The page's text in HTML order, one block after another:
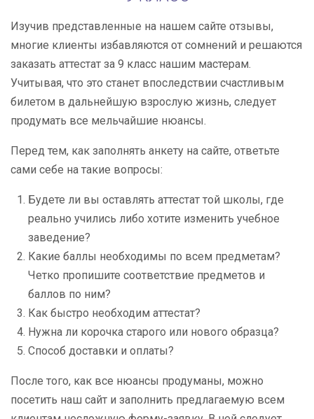
Изучив представленные на нашем сайте отзывы,
многие клиенты избавляются от сомнений и решаются
заказать аттестат за 9 класс нашим мастерам.
Учитывая, что это станет впоследствии счастливым
билетом в дальнейшую взрослую жизнь, следует
продумать все мельчайшие нюансы.
Перед тем, как заполнять анкету на сайте, ответьте
сами себе на такие вопросы:
Будете ли вы оставлять аттестат той школы, где
реально учились либо хотите изменить учебное
заведение?
Какие баллы необходимы по всем предметам?
Четко пропишите соответствие предметов и
баллов по ним?
Как быстро необходим аттестат?
Нужна ли корочка старого или нового образца?
Способ доставки и оплаты?
После того, как все нюансы продуманы, можно
посетить наш сайт и заполнить предлагаемую всем